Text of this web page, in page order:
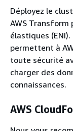
Déployez le
AWS
élastiques
permettent à
toute sécurité
charger des
connaissances.
AWS